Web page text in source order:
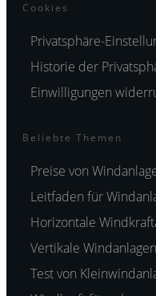
Cookies
Privatsphäre-
Historie der
Einwilligungen
Beliebte Themen
Preise von
Leitfaden für
Horizontale
Vertikale Windanlagen
Test von